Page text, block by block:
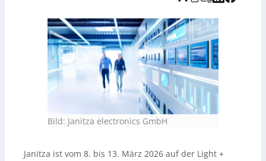
Ziel, Prozesse abzusichern und dauerhaft Energie-
sowie Kosteneinsparungen zu erzielen. Zudem zeigt
Janitza die neue Version der
Netzvisualisierungssoftware
GridVisfür
normenkonformes Energiemanagement sowie
Energieanalysatoren wie das modulareUMG 800und
für Bestandsanlagen. Die Light +
Building 2026 steht unter dem Motto „Be Electrified“
und dient als Plattform für den Austausch zu
Energieeffizienz, Versorgungssicherheit und
Bild: Janitza electronics GmbH
Janitza ist vom 8. bis 13. März 2026 auf der Light +